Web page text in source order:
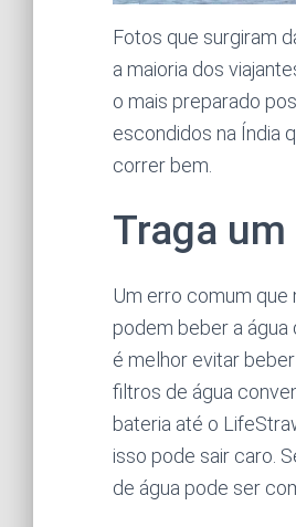
Fotos que surgiram
a maioria dos
o mais preparado
escondidos na Índia
correr bem.
Traga
Um erro comum que
podem beber a
é melhor evitar
filtros de água
bateria até o
isso pode sair caro.
de água pode ser